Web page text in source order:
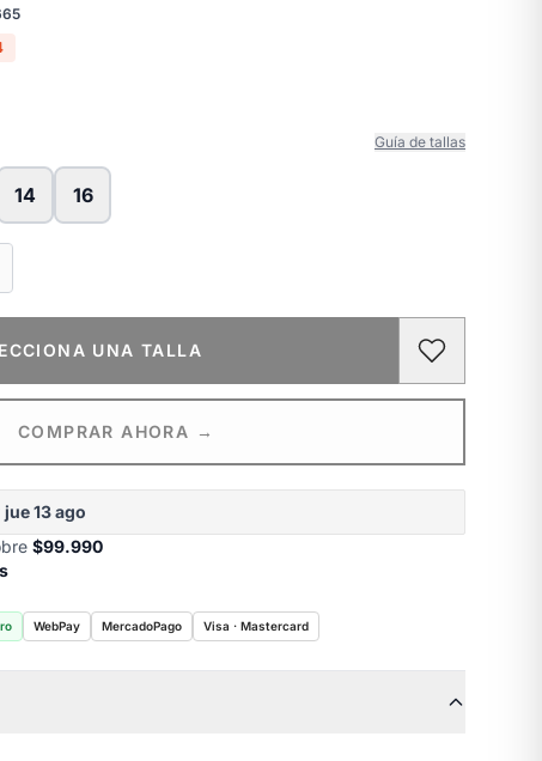
Guía de tallas
14 16
UNA TALLA
COMPRAR AHORA →
jue 13 ago
$99.990
WebPay MercadoPago Visa · Mastercard